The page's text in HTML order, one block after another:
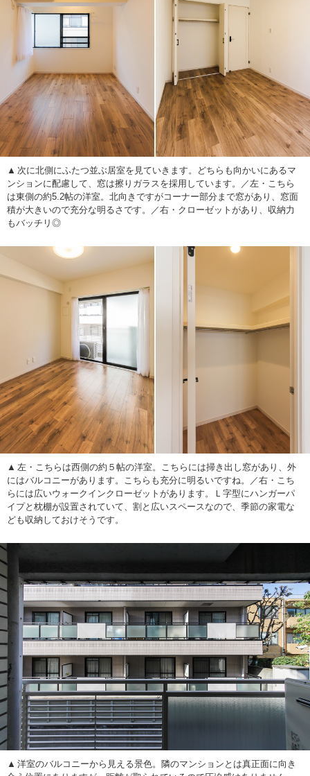
次に北側にふたつ並ぶ居室を見ていきます。どちらも向かいにあるマ
ンションに配慮して、窓は擦りガラスを採用しています。／左・こちら
は東側の約5.2帖の洋室。北向きですがコーナー部分まで窓があり、窓面
積が大きいので充分な明るさです。／右・クローゼットがあり、収納力
もバッチリ◎
左・こちらは西側の約５帖の洋室。こちらには掃き出し窓があり、外
にはバルコニーがあります。こちらも充分に明るいですね。／右・こち
らには広いウォークインクローゼットがあります。Ｌ字型にハンガーパ
イプと枕棚が設置されていて、割と広いスペースなので、季節の家電な
ども収納しておけそうです。
洋室のバルコニーから見える景色。隣のマンションとは真正面に向き